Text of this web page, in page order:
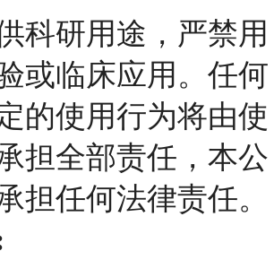
科研用途，严禁用
或临床应用。任何
的使用行为将由使
担全部责任，本公
担任何法律责任。